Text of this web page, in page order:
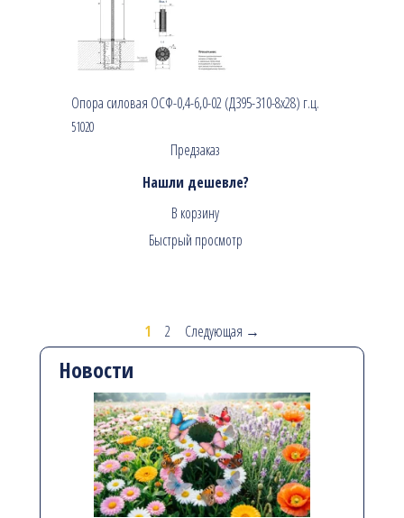
Опора силовая ОСФ-0,4-6,0-02 (Д395-310-8х28) г.ц.
51020
Предзаказ
Нашли дешевле?
В корзину
Быстрый просмотр
1 2 Следующая →
Новости